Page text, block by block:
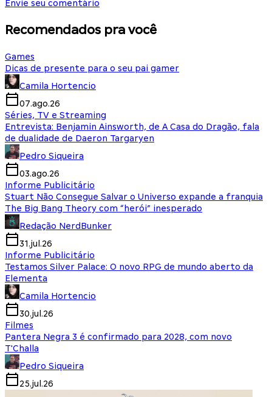
Envie seu comentário
Recomendados pra você
Games
Dicas de presente para o seu pai gamer
Camila Hortencio
07.ago.26
Séries, TV e Streaming
Entrevista: Benjamin Ainsworth, de A Casa do Dragão, fala
de dualidade de Daeron Targaryen
Pedro Siqueira
03.ago.26
Informe Publicitário
Stuart Não Consegue Salvar o Universo expande a franquia
The Big Bang Theory com “herói” inesperado
Redação NerdBunker
31.jul.26
Informe Publicitário
Testamos Silver Palace: O novo RPG de mundo aberto da
Elementa
Camila Hortencio
30.jul.26
Filmes
Pantera Negra 3 é confirmado para 2028, com novo
T'Challa
Pedro Siqueira
25.jul.26